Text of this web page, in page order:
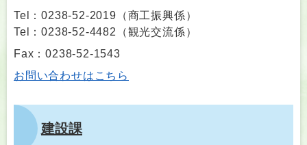
Tel：0238-52-2019 （商工振興係）
Tel：0238-52-4482
（観光交流係）
Fax：0238-52-1543
お問い合わせはこちら
建設課